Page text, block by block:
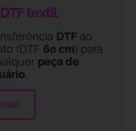
textil
DTF ao
(DTF 60 cm) para
peça de
.